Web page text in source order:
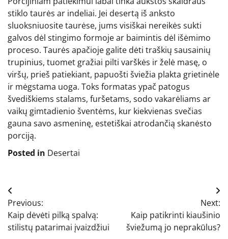
stiklo taurės ar indeliai. Jei desertą iš anksto
sluoksniuosite taurėse, jums visiškai nereikės sukti
galvos dėl stingimo formoje ar baimintis dėl išėmimo
proceso. Taurės apačioje galite dėti traškių sausainių
trupinius, tuomet gražiai pilti varškės ir želė masę, o
viršų, prieš patiekiant, papuošti šviežia plakta grietinėle
ir mėgstama uoga. Toks formatas ypač patogus
švediškiems stalams, furšetams, sodo vakarėliams ar
vaikų gimtadienio šventėms, kur kiekvienas svečias
gauna savo asmeninę, estetiškai atrodančią skanėsto
porciją.
Posted in Desertai
Navigacija
tarp
įrašų
Previous:
Kaip dėvėti pilką spalvą:
stilistų patarimai įvaizdžiui
Next:
Kaip patikrinti kiaušinio
šviežumą jo neprakūlus?